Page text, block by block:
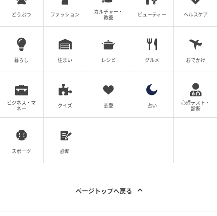
どうぶつ ファッション
カルチャー・
教養
ビューティー ヘルスケア
暮らし 住まい レシピ グルメ おでかけ
ビジネス・マ
ネー
クイズ 恋愛 占い
心理テスト・
診断
スポーツ 診断
ページトップへ戻る